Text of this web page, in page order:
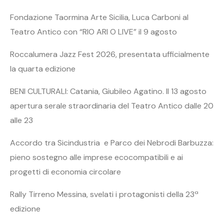
Fondazione Taormina Arte Sicilia, Luca Carboni al
Teatro Antico con “RIO ARI O LIVE” il 9 agosto
Roccalumera Jazz Fest 2026, presentata ufficialmente
la quarta edizione
BENI CULTURALI: Catania, Giubileo Agatino. Il 13 agosto
apertura serale straordinaria del Teatro Antico dalle 20
alle 23
Accordo tra Sicindustria e Parco dei Nebrodi Barbuzza:
pieno sostegno alle imprese ecocompatibili e ai
progetti di economia circolare
Rally Tirreno Messina, svelati i protagonisti della 23ª
edizione